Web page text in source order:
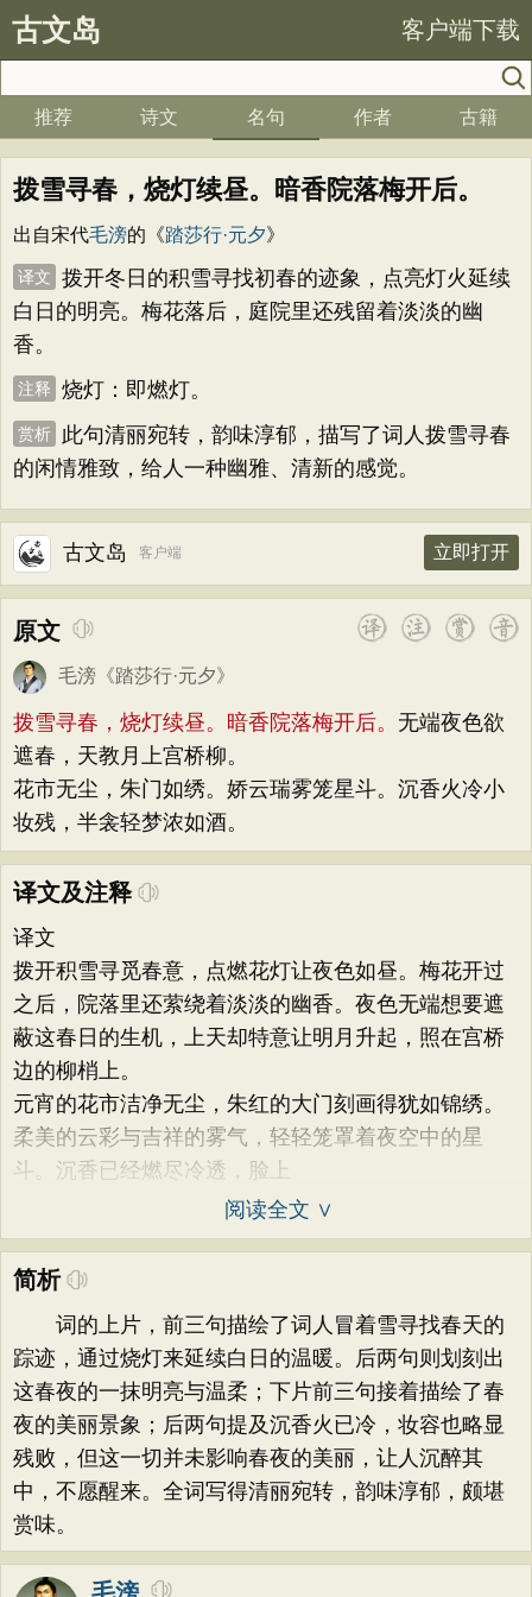
古文岛 客户端下载
推荐 诗文 名句 作者 古籍
拨雪寻春，烧灯续昼。暗香院落梅开后。
出自宋代毛滂的《踏莎行·元夕》
译文
拨开冬日的积雪寻找初春的迹象，点亮灯火延续
白日的明亮。梅花落后，庭院里还残留着淡淡的幽
香。
注释 烧灯：即燃灯。
赏析
此句清丽宛转，韵味淳郁，描写了词人拨雪寻春
的闲情雅致，给人一种幽雅、清新的感觉。
古文岛 客户端 立即打开
原文
毛滂 《踏莎行·元夕》
拨雪寻春，烧灯续昼。暗香院落梅开后。 无端夜色欲
遮春，天教月上宫桥柳。
花市无尘，朱门如绣。娇云瑞雾笼星斗。沉香火冷小
妆残，半衾轻梦浓如酒。
译文及注释
译文
拨开积雪寻觅春意，点燃花灯让夜色如昼。梅花开过
之后，院落里还萦绕着淡淡的幽香。夜色无端想要遮
蔽这春日的生机，上天却特意让明月升起，照在宫桥
边的柳梢上。
元宵的花市洁净无尘，朱红的大门刻画得犹如锦绣。
柔美的云彩与吉祥的雾气，轻轻笼罩着夜空中的星
斗。沉香已经燃尽冷透，脸上
阅读全文 ∨
简析
词的上片，前三句描绘了词人冒着雪寻找春天的
踪迹，通过烧灯来延续白日的温暖。后两句则划刻出
这春夜的一抹明亮与温柔；下片前三句接着描绘了春
夜的美丽景象；后两句提及沉香火已冷，妆容也略显
残败，但这一切并未影响春夜的美丽，让人沉醉其
中，不愿醒来。全词写得清丽宛转，韵味淳郁，颇堪
赏味。